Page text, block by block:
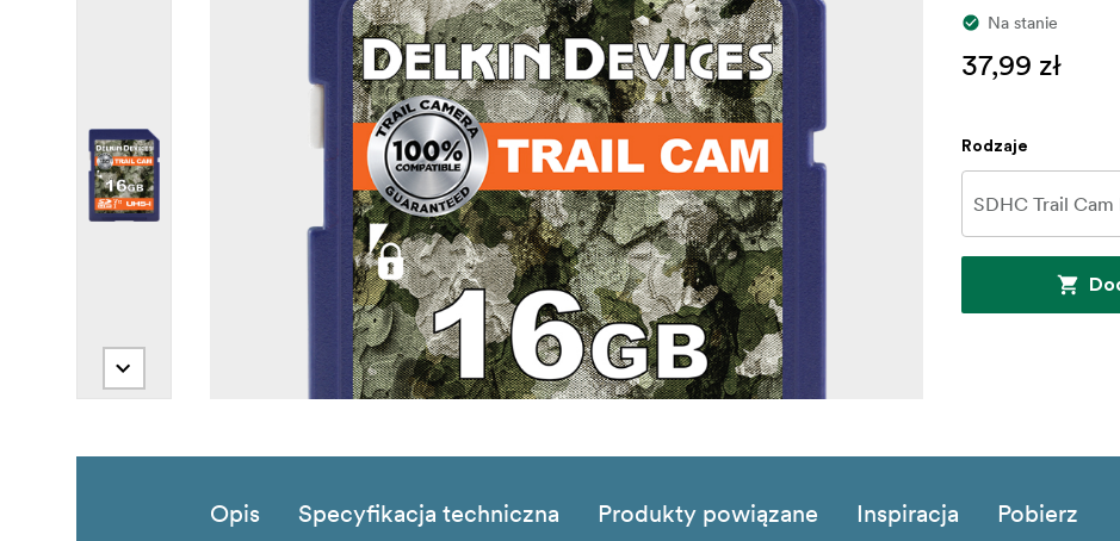
Na stanie
37,99 zł
Rodzaje
Opis Specyfikacja techniczna Produkty powiązane Inspiracja Pobierz